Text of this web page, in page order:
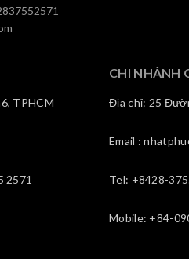
TPHCM
2571
CHI NHÁNH
Địa chỉ: 25
Email :
Tel: +8428-
Mobile: +84-